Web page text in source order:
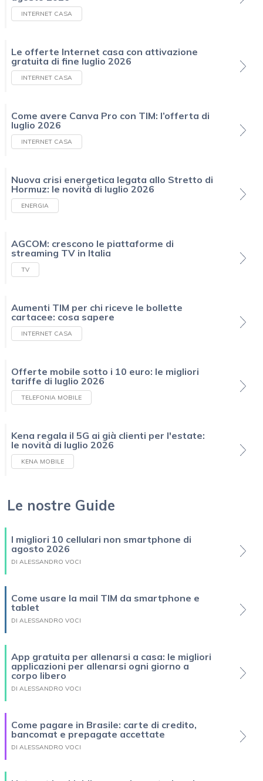
INTERNET CASA
Le offerte Internet casa con attivazione
gratuita di fine luglio 2026
INTERNET CASA
Come avere Canva Pro con TIM: l’offerta di
luglio 2026
INTERNET CASA
Nuova crisi energetica legata allo Stretto di
Hormuz: le novità di luglio 2026
ENERGIA
AGCOM: crescono le piattaforme di
streaming TV in Italia
TV
Aumenti TIM per chi riceve le bollette
cartacee: cosa sapere
INTERNET CASA
Offerte mobile sotto i 10 euro: le migliori
tariffe di luglio 2026
TELEFONIA MOBILE
Kena regala il 5G ai già clienti per l'estate:
le novità di luglio 2026
KENA MOBILE
Le nostre Guide
I migliori 10 cellulari non smartphone di
agosto 2026
DI ALESSANDRO VOCI
Come usare la mail TIM da smartphone e
tablet
DI ALESSANDRO VOCI
App gratuita per allenarsi a casa: le migliori
applicazioni per allenarsi ogni giorno a
corpo libero
DI ALESSANDRO VOCI
Come pagare in Brasile: carte di credito,
bancomat e prepagate accettate
DI ALESSANDRO VOCI